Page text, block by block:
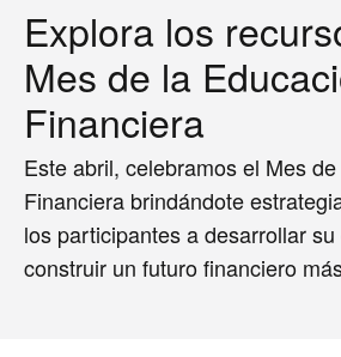
Explora los
Mes de la
Financiera
Este abril, celebramos el Mes
Financiera brindándote
los participantes a desarrollar
construir un futuro financiero